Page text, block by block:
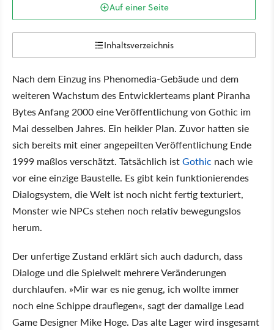
Auf einer Seite
Inhaltsverzeichnis
Nach dem Einzug ins Phenomedia-Gebäude und dem
weiteren Wachstum des Entwicklerteams plant Piranha
Bytes Anfang 2000 eine Veröffentlichung von Gothic im
Mai desselben Jahres. Ein heikler Plan. Zuvor hatten sie
sich bereits mit einer angepeilten Veröffentlichung Ende
1999 maßlos verschätzt. Tatsächlich istGothic nach wie
vor eine einzige Baustelle. Es gibt kein funktionierendes
Dialogsystem, die Welt ist noch nicht fertig texturiert,
Monster wie NPCs stehen noch relativ bewegungslos
herum.
Der unfertige Zustand erklärt sich auch dadurch, dass
Dialoge und die Spielwelt mehrere Veränderungen
durchlaufen. »Mir war es nie genug, ich wollte immer
noch eine Schippe drauflegen«, sagt der damalige Lead
Game Designer Mike Hoge. Das alte Lager wird insgesamt